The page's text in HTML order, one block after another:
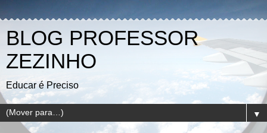
BLOG PROFESSOR
ZEZINHO
Educar é Preciso
▼